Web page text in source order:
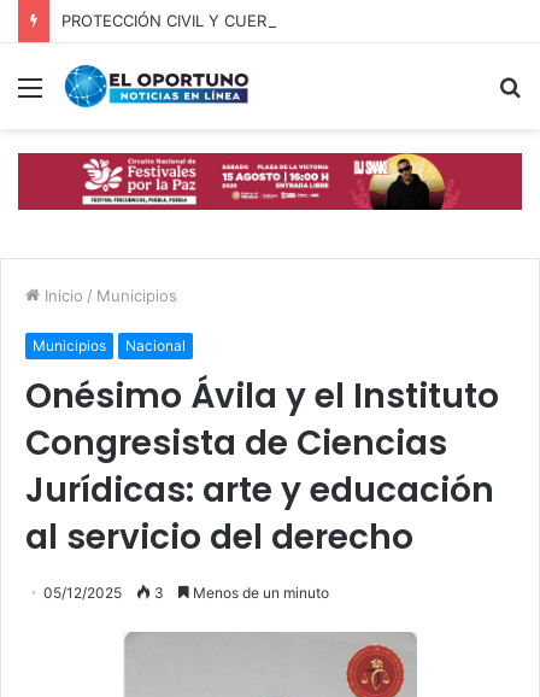
Menú
Inicio / Municipios
Municipios Nacional
Onésimo Ávila y el Instituto
Congresista de Ciencias
Jurídicas: arte y educación
al servicio del derecho
05/12/2025 3 Menos de un minuto